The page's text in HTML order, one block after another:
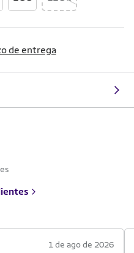
de entrega
1 de ago de 2026